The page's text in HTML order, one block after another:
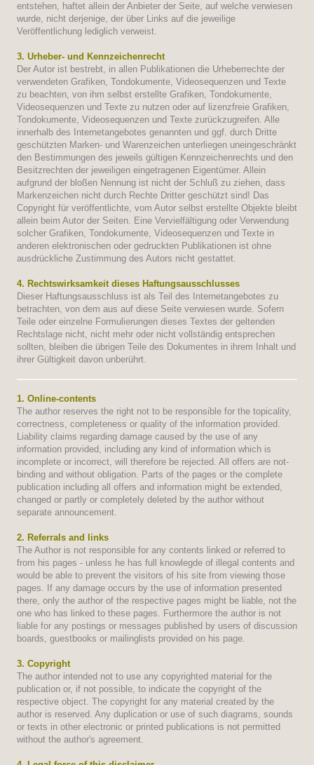
entstehen, haftet allein der Anbieter der Seite, auf welche verwiesen
wurde, nicht derjenige, der über Links auf die jeweilige
Veröffentlichung lediglich verweist.
3. Urheber- und Kennzeichenrecht
Der Autor ist bestrebt, in allen Publikationen die Urheberrechte der
verwendeten Grafiken, Tondokumente, Videosequenzen und Texte
zu beachten, von ihm selbst erstellte Grafiken, Tondokumente,
Videosequenzen und Texte zu nutzen oder auf lizenzfreie Grafiken,
Tondokumente, Videosequenzen und Texte zurückzugreifen. Alle
innerhalb des Internetangebotes genannten und ggf. durch Dritte
geschützten Marken- und Warenzeichen unterliegen uneingeschränkt
den Bestimmungen des jeweils gültigen Kennzeichenrechts und den
Besitzrechten der jeweiligen eingetragenen Eigentümer. Allein
aufgrund der bloßen Nennung ist nicht der Schluß zu ziehen, dass
Markenzeichen nicht durch Rechte Dritter geschützt sind! Das
Copyright für veröffentlichte, vom Autor selbst erstellte Objekte bleibt
allein beim Autor der Seiten. Eine Vervielfältigung oder Verwendung
solcher Grafiken, Tondokumente, Videosequenzen und Texte in
anderen elektronischen oder gedruckten Publikationen ist ohne
ausdrückliche Zustimmung des Autors nicht gestattet.
4. Rechtswirksamkeit dieses Haftungsausschlusses
Dieser Haftungsausschluss ist als Teil des Internetangebotes zu
betrachten, von dem aus auf diese Seite verwiesen wurde. Sofern
Teile oder einzelne Formulierungen dieses Textes der geltenden
Rechtslage nicht, nicht mehr oder nicht vollständig entsprechen
sollten, bleiben die übrigen Teile des Dokumentes in ihrem Inhalt und
ihrer Gültigkeit davon unberührt.
1. Online-contents
The author reserves the right not to be responsible for the topicality,
correctness, completeness or quality of the information provided.
Liability claims regarding damage caused by the use of any
information provided, including any kind of information which is
incomplete or incorrect, will therefore be rejected. All offers are not-
binding and without obligation. Parts of the pages or the complete
publication including all offers and information might be extended,
changed or partly or completely deleted by the author without
separate announcement.
2. Referrals and links
The Author is not responsible for any contents linked or referred to
from his pages - unless he has full knowlegde of illegal contents and
would be able to prevent the visitors of his site from viewing those
pages. If any damage occurs by the use of information presented
there, only the author of the respective pages might be liable, not the
one who has linked to these pages. Furthermore the author is not
liable for any postings or messages published by users of discussion
boards, guestbooks or mailinglists provided on his page.
3. Copyright
The author intended not to use any copyrighted material for the
publication or, if not possible, to indicate the copyright of the
respective object. The copyright for any material created by the
author is reserved. Any duplication or use of such diagrams, sounds
or texts in other electronic or printed publications is not permitted
without the author's agreement.